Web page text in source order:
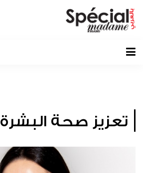
تعزيز صحة البشرة